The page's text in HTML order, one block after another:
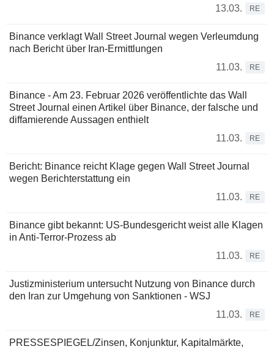
13.03.
RE
Binance verklagt Wall Street Journal wegen Verleumdung
nach Bericht über Iran-Ermittlungen
11.03.
RE
Binance - Am 23. Februar 2026 veröffentlichte das Wall
Street Journal einen Artikel über Binance, der falsche und
diffamierende Aussagen enthielt
11.03.
RE
Bericht: Binance reicht Klage gegen Wall Street Journal
wegen Berichterstattung ein
11.03.
RE
Binance gibt bekannt: US-Bundesgericht weist alle Klagen
in Anti-Terror-Prozess ab
11.03.
RE
Justizministerium untersucht Nutzung von Binance durch
den Iran zur Umgehung von Sanktionen - WSJ
11.03.
RE
PRESSESPIEGEL/Zinsen, Konjunktur, Kapitalmärkte,